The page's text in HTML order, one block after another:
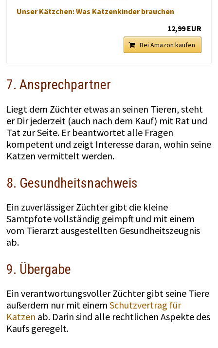
Unser Kätzchen: Was Katzenkinder brauchen
12,99 EUR
Bei Amazon kaufen
7. Ansprechpartner
Liegt dem Züchter etwas an seinen Tieren, steht
er Dir jederzeit (auch nach dem Kauf) mit Rat und
Tat zur Seite. Er beantwortet alle Fragen
kompetent und zeigt Interesse daran, wohin seine
Katzen vermittelt werden.
8. Gesundheitsnachweis
Ein zuverlässiger Züchter gibt die kleine
Samtpfote vollständig geimpft und mit einem
vom Tierarzt ausgestellten Gesundheitszeugnis
ab.
9. Übergabe
Ein verantwortungsvoller Züchter gibt seine Tiere
außerdem nur mit einem Schutzvertrag für
Katzen ab. Darin sind alle rechtlichen Aspekte des
Kaufs geregelt.